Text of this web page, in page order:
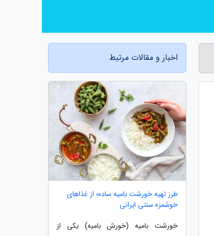
اخبار و مقالات مرتبط
طرز تهیه خورشت بامیه ساده؛ از غذاهای
خوشمزه سنتی ایرانی
خورشت بامیه (خورش بامیه) یکی از